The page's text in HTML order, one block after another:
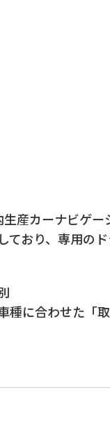
産カーナビゲー
ており、専用の
に合わせた「